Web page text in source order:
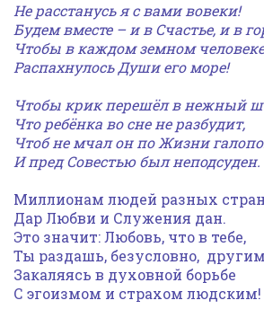
Не расстанусь я с вами вовеки!
Будем вместе – и в Счастье, и в
Чтобы в каждом земном человеке
Распахнулось Души его море!
Чтобы крик перешёл в нежный
Что ребёнка во сне не разбудит,
Чтоб не мчал он по Жизни
И пред Совестью был неподсуден.
Миллионам людей разных стран
Дар Любви и Служения дан.
Это значит: Любовь, что в тебе,
Ты раздашь, безусловно,
Закаляясь в духовной борьбе
С эгоизмом и страхом людским!